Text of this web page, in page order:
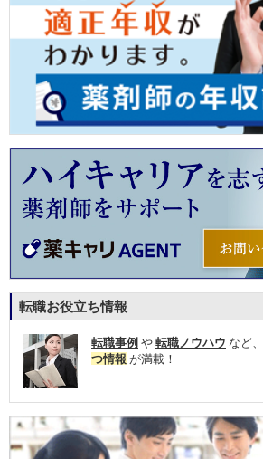
転職お役立ち情報
転職事例 や 転職ノウハウ など、
つ情報 が満載！